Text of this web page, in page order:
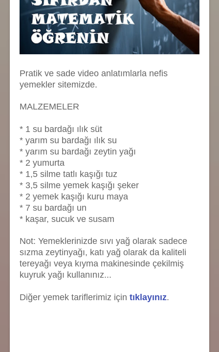
Pratik ve sade video anlatımlarla nefis
yemekler sitemizde.
MALZEMELER
* 1 su bardağı ılık süt
* yarım su bardağı ılık su
* yarım su bardağı zeytin yağı
* 2 yumurta
* 1,5 silme tatlı kaşığı tuz
* 3,5 silme yemek kaşığı şeker
* 2 yemek kaşığı kuru maya
* 7 su bardağı un
* kaşar, sucuk ve susam
Not: Yemeklerinizde sıvı yağ olarak sadece
sızma zeytinyağı, katı yağ olarak da kaliteli
tereyağı veya kıyma makinesinde çekilmiş
kuyruk yağı kullanınız...
Diğer yemek tariflerimiz için tıklayınız.